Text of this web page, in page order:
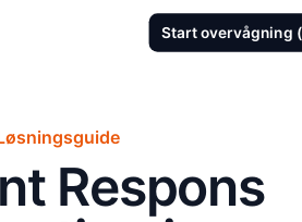
Start overvågning
Respons